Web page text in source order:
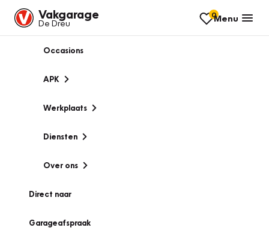
Vakgarage
De Dreu
0Menu
Occasions
APK
Werkplaats
Diensten
Over ons
Direct naar
Garageafspraak